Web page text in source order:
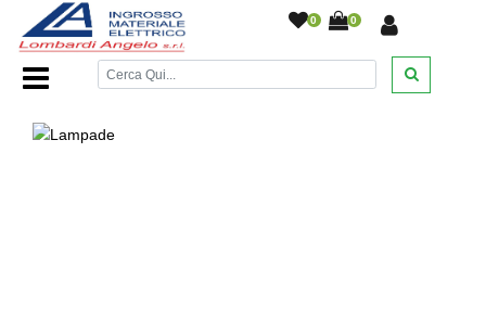
0 0
Home Page/DESANTIS///